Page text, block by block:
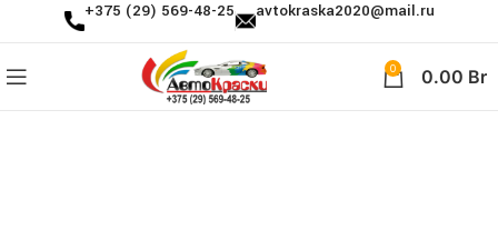
+375 (29) 569-48-25 avtokraska2020@mail.ru
0 0.00 Br